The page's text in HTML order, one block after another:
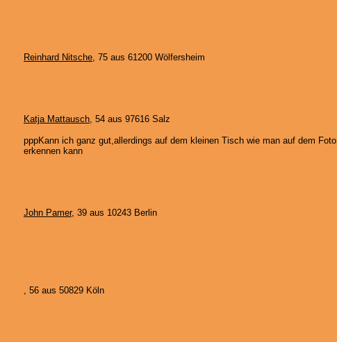
Reinhard Nitsche, 75 aus 61200 Wölfersheim
Katja Mattausch, 54 aus 97616 Salz
pppKann ich ganz gut,allerdings auf dem kleinen Tisch wie man auf dem Foto
erkennen kann
John Pamer, 39 aus 10243 Berlin
, 56 aus 50829 Köln